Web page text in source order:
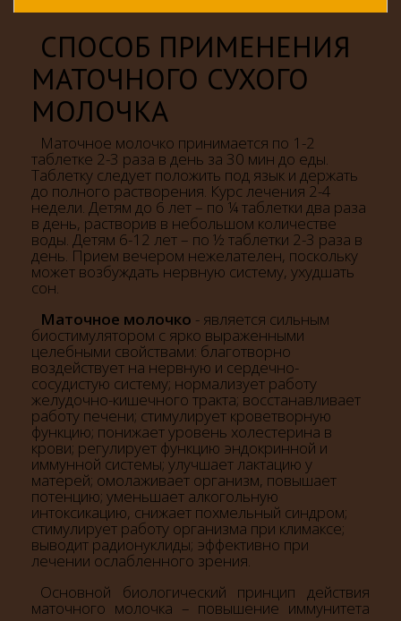
СПОСОБ ПРИМЕНЕНИЯ
МАТОЧНОГО СУХОГО
МОЛОЧКА
Маточное молочко принимается по 1-2
таблетке 2-3 раза в день за 30 мин до еды.
Таблетку следует положить под язык и держать
до полного растворения. Курс лечения 2-4
недели. Детям до 6 лет – по ¼ таблетки два раза
в день, растворив в небольшом количестве
воды. Детям 6-12 лет – по ½ таблетки 2-3 раза в
день. Прием вечером нежелателен, поскольку
может возбуждать нервную систему, ухудшать
сон.
Маточное молочко - является сильным
биостимулятором с ярко выраженными
целебными свойствами: благотворно
воздействует на нервную и сердечно-
сосудистую систему; нормализует работу
желудочно-кишечного тракта; восстанавливает
работу печени; стимулирует кроветворную
функцию; понижает уровень холестерина в
крови; регулирует функцию эндокринной и
иммунной системы; улучшает лактацию у
матерей; омолаживает организм, повышает
потенцию; уменьшает алкогольную
интоксикацию, снижает похмельный синдром;
стимулирует работу организма при климаксе;
выводит радионуклиды; эффективно при
лечении ослабленного зрения.
Основной биологический принцип действия
маточного молочка – повышение иммунитета